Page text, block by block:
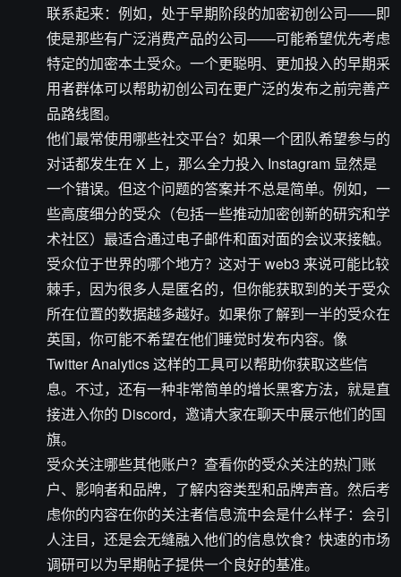
联系起来：例如，处于早期阶段的加密初创公司——即
使是那些有广泛消费产品的公司——可能希望优先考虑
特定的加密本土受众。一个更聪明、更加投入的早期采
用者群体可以帮助初创公司在更广泛的发布之前完善产
品路线图。
他们最常使用哪些社交平台？如果一个团队希望参与的
对话都发生在 X 上，那么全力投入 Instagram 显然是
一个错误。但这个问题的答案并不总是简单。例如，一
些高度细分的受众（包括一些推动加密创新的研究和学
术社区）最适合通过电子邮件和面对面的会议来接触。
受众位于世界的哪个地方？这对于 web3 来说可能比较
棘手，因为很多人是匿名的，但你能获取到的关于受众
所在位置的数据越多越好。如果你了解到一半的受众在
英国，你可能不希望在他们睡觉时发布内容。像
Twitter Analytics 这样的工具可以帮助你获取这些信
息。不过，还有一种非常简单的增长黑客方法，就是直
接进入你的 Discord，邀请大家在聊天中展示他们的国
旗。
受众关注哪些其他账户？查看你的受众关注的热门账
户、影响者和品牌，了解内容类型和品牌声音。然后考
虑你的内容在你的关注者信息流中会是什么样子：会引
人注目，还是会无缝融入他们的信息饮食？快速的市场
调研可以为早期帖子提供一个良好的基准。